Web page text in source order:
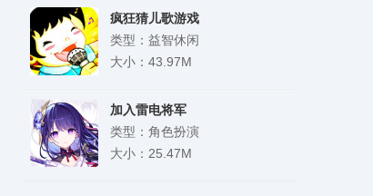
疯狂猜儿歌游戏
类型：益智休闲
大小：43.97M
加入雷电将军
类型：角色扮演
大小：25.47M